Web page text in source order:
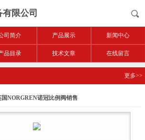
限公司
司简介 产品展示 新闻中心
品目录 技术文章 在线留言
更多>>
国NORGREN诺冠比例阀销售